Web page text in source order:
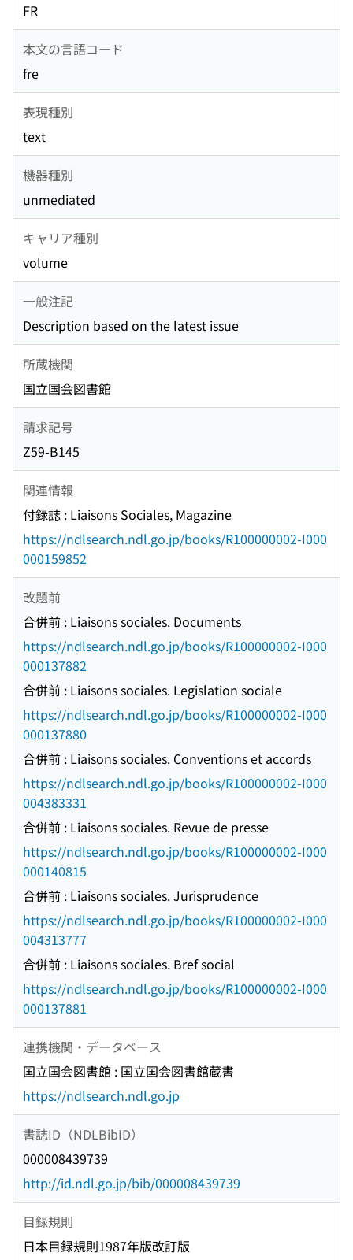
FR
本文の言語コード
fre
表現種別
text
機器種別
unmediated
キャリア種別
volume
一般注記
Description based on the latest issue
所蔵機関
国立国会図書館
請求記号
Z59-B145
関連情報
付録誌 : Liaisons Sociales, Magazine
https://ndlsearch.ndl.go.jp/books/R100000002-I000
000159852
改題前
合併前 : Liaisons sociales. Documents
https://ndlsearch.ndl.go.jp/books/R100000002-I000
000137882
合併前 : Liaisons sociales. Legislation sociale
https://ndlsearch.ndl.go.jp/books/R100000002-I000
000137880
合併前 : Liaisons sociales. Conventions et accords
https://ndlsearch.ndl.go.jp/books/R100000002-I000
004383331
合併前 : Liaisons sociales. Revue de presse
https://ndlsearch.ndl.go.jp/books/R100000002-I000
000140815
合併前 : Liaisons sociales. Jurisprudence
https://ndlsearch.ndl.go.jp/books/R100000002-I000
004313777
合併前 : Liaisons sociales. Bref social
https://ndlsearch.ndl.go.jp/books/R100000002-I000
000137881
連携機関・データベース
国立国会図書館 : 国立国会図書館蔵書
https://ndlsearch.ndl.go.jp
書誌ID（NDLBibID）
000008439739
http://id.ndl.go.jp/bib/000008439739
目録規則
日本目録規則1987年版改訂版